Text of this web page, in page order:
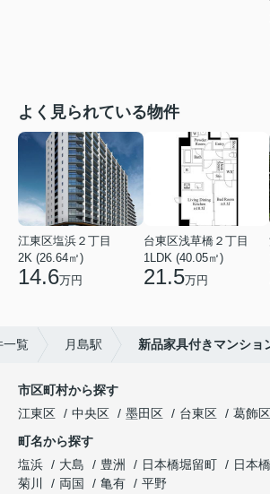
よく見られている物件
江東区塩浜２丁目
2K (26.64㎡)
14.6万円
台東区浅草橋２丁目
1LDK (40.05㎡)
21.5万円
一覧 月島駅 新品家具付きマンシ
市区町村から探す
江東区
中央区 墨田区 台東区
葛飾区
町名から探す
塩浜
大島 豊洲 日本橋堀留町 日本
菊川
両国 亀有
平野